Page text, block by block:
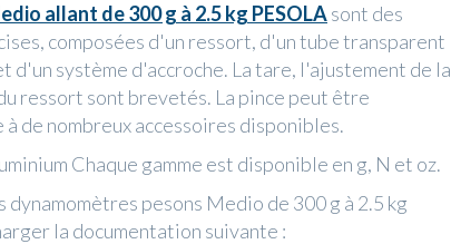
allant de 300 g à 2.5 kg PESOLAsont des
composées d'un ressort, d'un tube transparent
d'un système d'accroche. La tare, l'ajustement de la
ressort sont brevetés. La pince peut être
de nombreux accessoires disponibles.
Chaque gamme est disponible en g, N et oz.
pesons Medio de 300 g à 2.5 kg
la documentation suivante :